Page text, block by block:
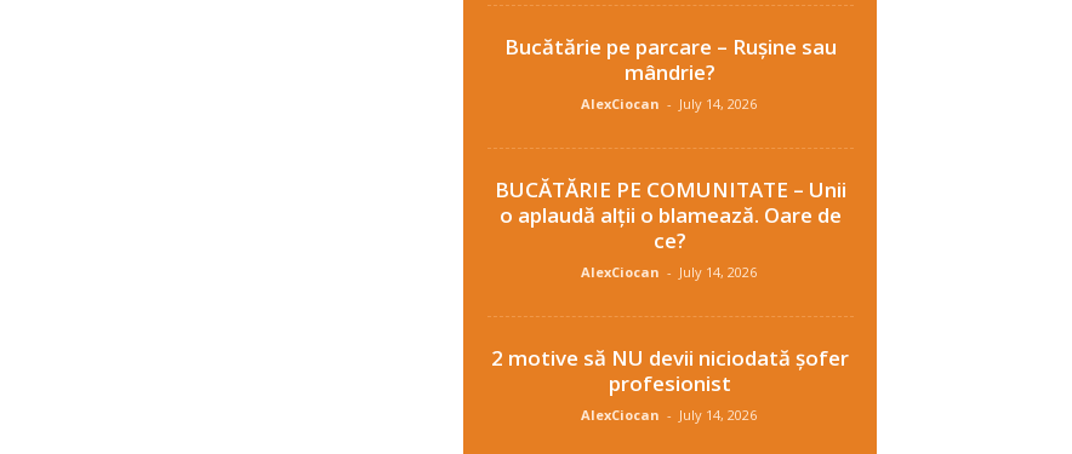
Bucătărie pe parcare – Rușine sau
mândrie?
AlexCiocan - July 14, 2026
BUCĂTĂRIE PE COMUNITATE – Unii
o aplaudă alții o blamează. Oare de
ce?
AlexCiocan - July 14, 2026
2 motive să NU devii niciodată șofer
profesionist
AlexCiocan - July 14, 2026